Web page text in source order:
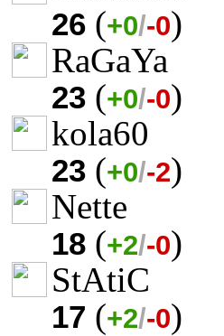
26 (+0/-0)
RaGaYa
23 (+0/-0)
kola60
23 (+0/-2)
Nette
18 (+2/-0)
StAtiC
17 (+2/-0)